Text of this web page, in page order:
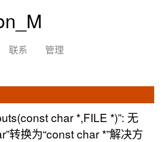
联系 管理
char *,FILE *)”: 无
转换为“const char *”解决方